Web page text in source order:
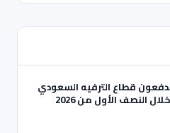
يدفعون قطاع الترفيه السعودي
النصف الأول من 2026